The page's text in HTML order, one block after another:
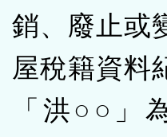
銷、廢止或
屋稅籍資料
「洪○○」